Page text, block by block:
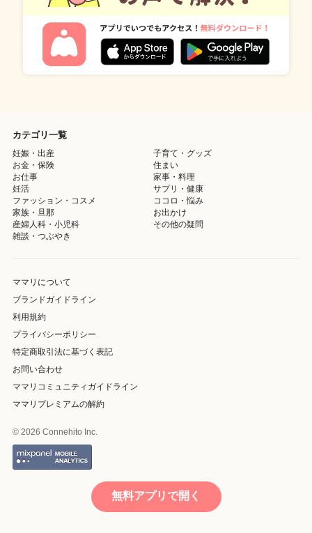
カテゴリ一覧
妊娠・出産
子育て・グッズ
お金・保険
住まい
お仕事
家事・料理
妊活
サプリ・健康
ファッション・コスメ
ココロ・悩み
家族・旦那
お出かけ
産婦人科・小児科
その他の疑問
雑談・つぶやき
ママリについて
ブランドガイドライン
利用規約
プライバシーポリシー
特定商取引法に基づく表記
お問い合わせ
ママリコミュニティガイドライン
ママリプレミアムの解約
© 2026 Connehito Inc.
無料アプリで開く